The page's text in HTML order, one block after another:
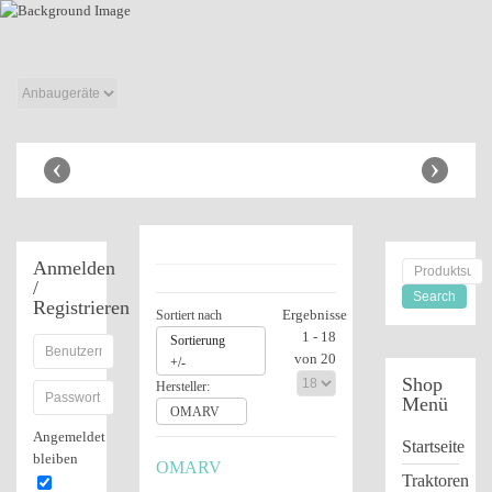
Anhänger Shop
›
‹
Sortiert nach
Sortierung
+/-
Hersteller:
OMARV
Ergebnisse
1 - 18
von 20
OMARV
Anmelden
/
Registrieren
Angemeldet
bleiben
Shop
Menü
Startseite
Traktoren